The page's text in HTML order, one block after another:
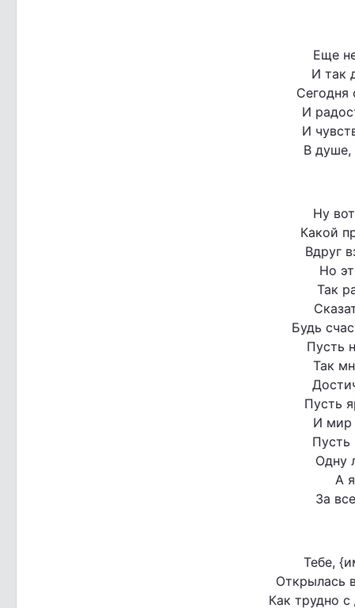
Еще
И так
Сегодня
И
И
В душе,
Ну
Какой
Вдруг
Но
Так
Будь
Пусть
Так
Пусть
И мир
Пусть
Одну
А
За
Тебе,
Открылась
Как трудно с